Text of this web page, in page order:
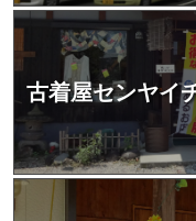
古着屋センヤイ